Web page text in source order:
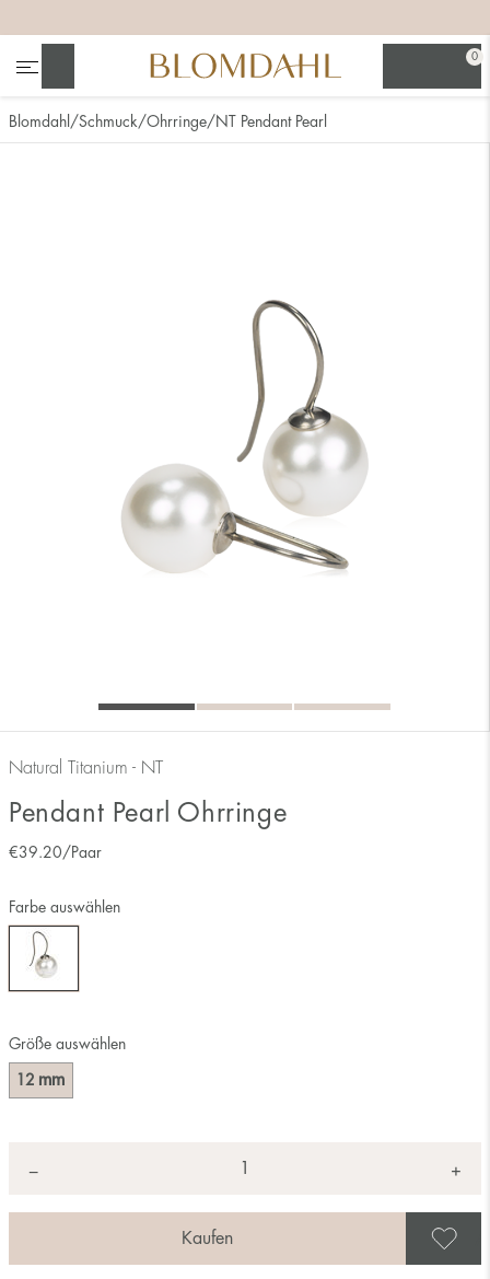
0
Blomdahl Schmuck Ohrringe NT Pendant Pearl
Natural Titanium - NT
Pendant Pearl Ohrringe
€39.20 /Paar
Größe auswählen
12 mm
Farbe auswählen
− +